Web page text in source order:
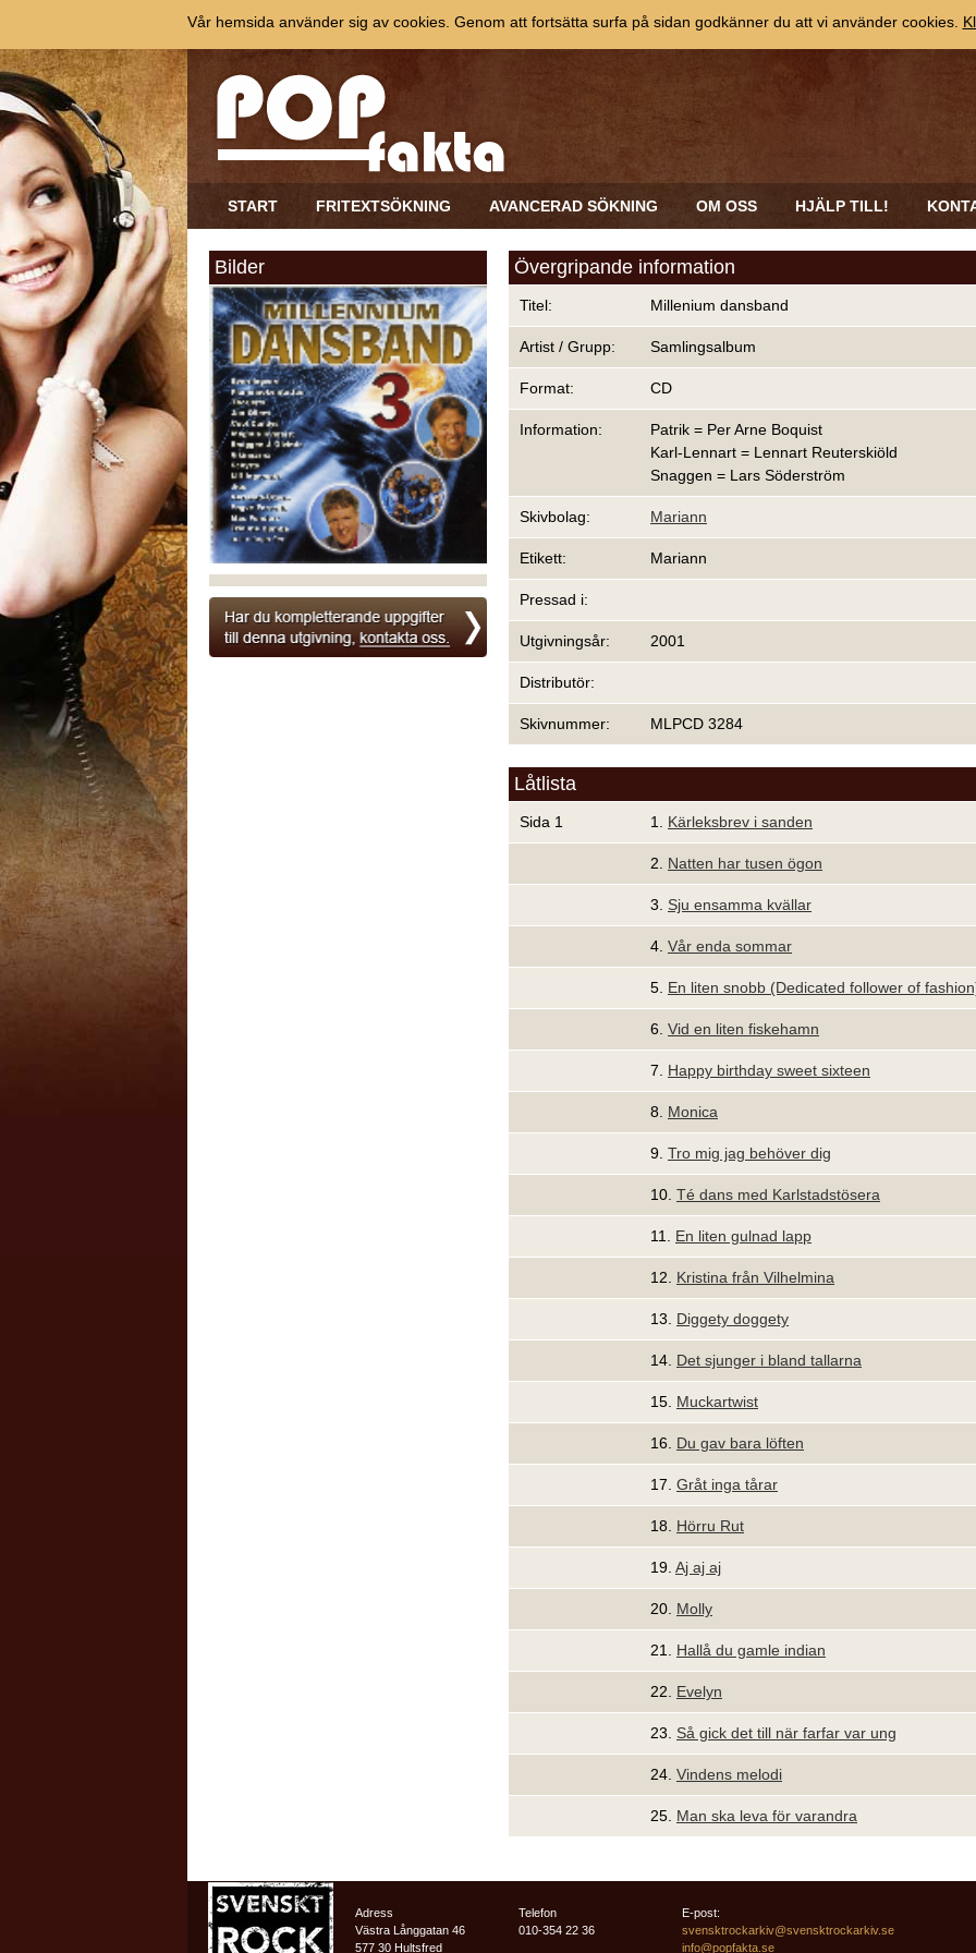
START FRITEXTSÖKNING AVANCERAD SÖKNING OM OSS HJÄLP TILL!
Bilder Övergripande information
Titel: Millenium dansband
Artist / Grupp: Samlingsalbum
Format: CD
Information:
Patrik = Per Arne Boquist
Karl-Lennart = Lennart Reuterskiöld
Snaggen = Lars Söderström
Skivbolag: Mariann
Etikett: Mariann
Pressad i:
Utgivningsår: 2001
Distributör:
Skivnummer: MLPCD 3284
Låtlista
Sida 1 1. Kärleksbrev i sanden
2. Natten har tusen ögon
3. Sju ensamma kvällar
4. Vår enda sommar
5. En liten snobb (Dedicated follower of
6. Vid en liten fiskehamn
7. Happy birthday sweet sixteen
8. Monica
9. Tro mig jag behöver dig
10. Té dans med Karlstadstösera
11. En liten gulnad lapp
12. Kristina från Vilhelmina
13. Diggety doggety
14. Det sjunger i bland tallarna
15. Muckartwist
16. Du gav bara löften
17. Gråt inga tårar
18. Hörru Rut
19. Aj aj aj
20. Molly
21. Hallå du gamle indian
22. Evelyn
23. Så gick det till när farfar var ung
24. Vindens melodi
25. Man ska leva för varandra
Adress
Västra Långgatan 46
577 30 Hultsfred
Telefon
010-354 22 36
E-post:
svensktrockarkiv@svensktrockarkiv.se
info@popfakta.se
Vår hemsida använder sig av cookies. Genom att fortsätta surfa på sidan godkänner du att vi använder cookies.